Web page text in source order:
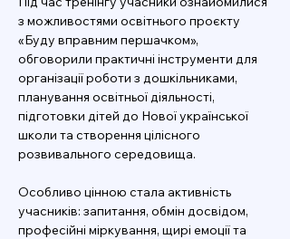
з можливостями освітнього проєкту
«Буду вправним першачком»,
обговорили практичні інструменти для
організації роботи з дошкільниками,
планування освітньої діяльності,
підготовки дітей до Нової української
школи та створення цілісного
розвивального середовища.
Особливо цінною стала активність
учасників: запитання, обмін досвідом,
професійні міркування, щирі емоції та